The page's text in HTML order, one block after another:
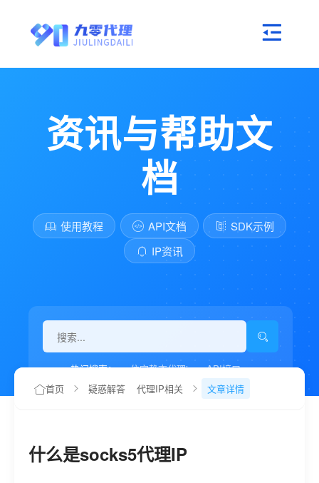
资讯与帮助文
档
使用教程 API文档
SDK示例
IP资讯
热门搜索： 住宅静态代理ip
API接口
代理IP如何设置
首页 疑惑解答 代理IP相关 文章详情
什么是socks5代理IP